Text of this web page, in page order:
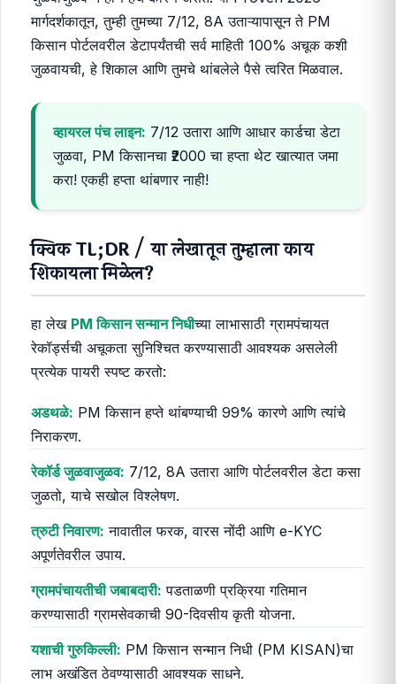
मार्गदर्शकातून, तुम्ही तुमच्या 7/12, 8A उताऱ्यापासून ते PM
किसान पोर्टलवरील डेटापर्यंतची सर्व माहिती 100% अचूक कशी
जुळवायची, हे शिकाल आणि तुमचे थांबलेले पैसे त्वरित मिळवाल.
व्हायरल पंच लाइन: 7/12 उतारा आणि आधार कार्डचा डेटा
जुळवा, PM किसानचा ₹2000 चा हप्ता थेट खात्यात जमा
करा! एकही हप्ता थांबणार नाही!
क्विक TL;DR / या लेखातून तुम्हाला काय
शिकायला मिळेल?
हा लेख PM किसान सन्मान निधीच्या लाभासाठी ग्रामपंचायत
रेकॉर्ड्सची अचूकता सुनिश्चित करण्यासाठी आवश्यक असलेली
प्रत्येक पायरी स्पष्ट करतो:
अडथळे: PM किसान हप्ते थांबण्याची 99% कारणे आणि त्यांचे
निराकरण.
रेकॉर्ड जुळवाजुळव: 7/12, 8A उतारा आणि पोर्टलवरील डेटा कसा
जुळतो, याचे सखोल विश्लेषण.
त्रुटी निवारण: नावातील फरक, वारस नोंदी आणि e-KYC
अपूर्णतेवरील उपाय.
ग्रामपंचायतीची जबाबदारी: पडताळणी प्रक्रिया गतिमान
करण्यासाठी ग्रामसेवकाची 90-दिवसीय कृती योजना.
यशाची गुरुकिल्ली: PM किसान सन्मान निधी (PM KISAN)चा
लाभ अखंडित ठेवण्यासाठी आवश्यक साधने.